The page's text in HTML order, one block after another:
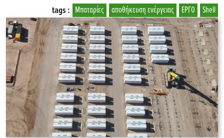
Shell
ΕΡΓΟ
αποθήκευση ενέργειας
Μπαταρίες
tags :